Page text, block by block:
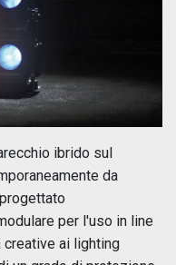
ibrido sul
da
per l'uso in line
creative ai lighting